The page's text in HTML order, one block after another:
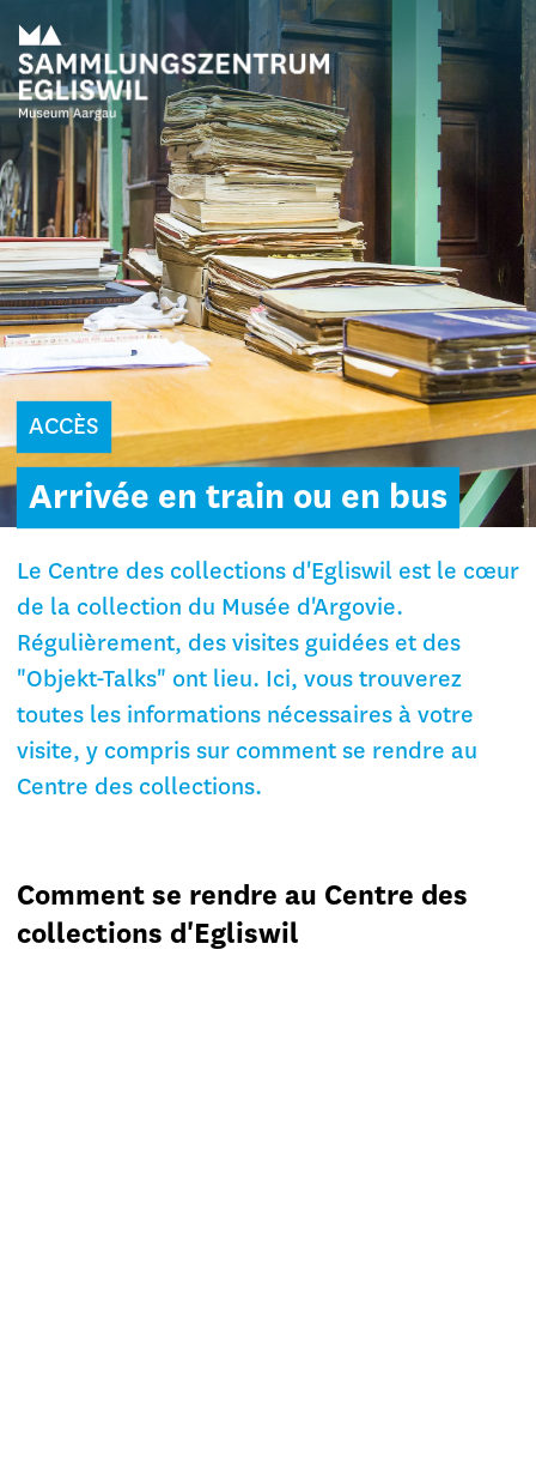
ACCÈS
Arrivée en train ou en bus
Le Centre des collections d'Egliswil est le cœur
de la collection du Musée d'Argovie.
Régulièrement, des visites guidées et des
"Objekt-Talks" ont lieu. Ici, vous trouverez
toutes les informations nécessaires à votre
visite, y compris sur comment se rendre au
Centre des collections.
Comment se rendre au Centre des
collections d'Egliswil